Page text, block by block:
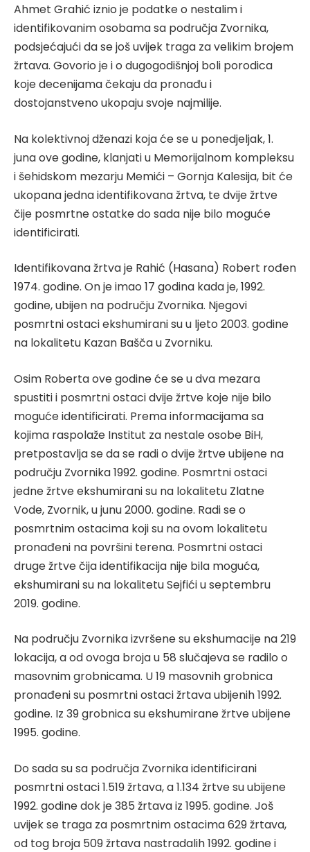
Ahmet Grahić iznio je podatke o nestalim i
identifikovanim osobama sa područja Zvornika,
podsjećajući da se još uvijek traga za velikim brojem
žrtava. Govorio je i o dugogodišnjoj boli porodica
koje decenijama čekaju da pronađu i
dostojanstveno ukopaju svoje najmilije.
Na kolektivnoj dženazi koja će se u ponedjeljak, 1.
juna ove godine, klanjati u Memorijalnom kompleksu
i šehidskom mezarju Memići – Gornja Kalesija, bit će
ukopana jedna identifikovana žrtva, te dvije žrtve
čije posmrtne ostatke do sada nije bilo moguće
identificirati.
Identifikovana žrtva je Rahić (Hasana) Robert rođen
1974. godine. On je imao 17 godina kada je, 1992.
godine, ubijen na području Zvornika. Njegovi
posmrtni ostaci ekshumirani su u ljeto 2003. godine
na lokalitetu Kazan Bašča u Zvorniku.
Osim Roberta ove godine će se u dva mezara
spustiti i posmrtni ostaci dvije žrtve koje nije bilo
moguće identificirati. Prema informacijama sa
kojima raspolaže Institut za nestale osobe BiH,
pretpostavlja se da se radi o dvije žrtve ubijene na
području Zvornika 1992. godine. Posmrtni ostaci
jedne žrtve ekshumirani su na lokalitetu Zlatne
Vode, Zvornik, u junu 2000. godine. Radi se o
posmrtnim ostacima koji su na ovom lokalitetu
pronađeni na površini terena. Posmrtni ostaci
druge žrtve čija identifikacija nije bila moguća,
ekshumirani su na lokalitetu Sejfići u septembru
2019. godine.
Na području Zvornika izvršene su ekshumacije na 219
lokacija, a od ovoga broja u 58 slučajeva se radilo o
masovnim grobnicama. U 19 masovnih grobnica
pronađeni su posmrtni ostaci žrtava ubijenih 1992.
godine. Iz 39 grobnica su ekshumirane žrtve ubijene
1995. godine.
Do sada su sa područja Zvornika identificirani
posmrtni ostaci 1.519 žrtava, a 1.134 žrtve su ubijene
1992. godine dok je 385 žrtava iz 1995. godine. Još
uvijek se traga za posmrtnim ostacima 629 žrtava,
od tog broja 509 žrtava nastradalih 1992. godine i